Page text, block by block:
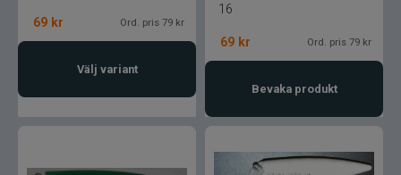
69 kr Ord. pris 79 kr
Välj variant
16
69 kr Ord. pris 79 kr
Bevaka produkt